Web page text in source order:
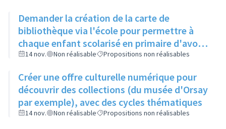
Demander la création de la carte de
bibliothèque via l'école pour permettre à
chaque enfant scolarisé en primaire d'avoir
une carte et toucher éventuellement le reste
14 nov. Non réalisable Propositions non réalisables
Créer une offre culturelle numérique pour
découvrir des collections (du musée d'Orsay
par exemple), avec des cycles thématiques
14 nov. Non réalisable Propositions non réalisables